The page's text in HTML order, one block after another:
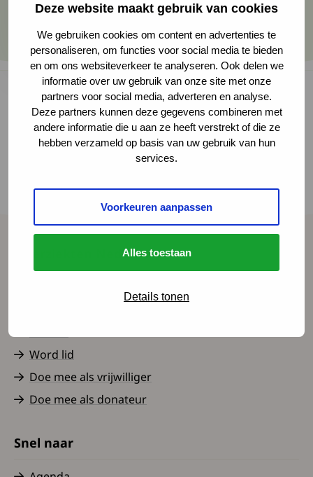
Deze website maakt gebruik van cookies
We gebruiken cookies om content en advertenties te
personaliseren, om functies voor social media te bieden
en om ons websiteverkeer te analyseren. Ook delen we
informatie over uw gebruik van onze site met onze
partners voor social media, adverteren en analyse.
Deze partners kunnen deze gegevens combineren met
andere informatie die u aan ze heeft verstrekt of die ze
hebben verzameld op basis van uw gebruik van hun
services.
Voorkeuren aanpassen
Alles toestaan
Details tonen
Niet fit zijn en toch met aangepaste apparaten
een steeds zwaardere training aankunnen?
Pompe-bijeenkomst in Zoetermeer op 1
oktober zien dat het kan.
Spierziekten Nederland
Word lid
Doe mee als vrijwilliger
Doe mee als donateur
Snel naar